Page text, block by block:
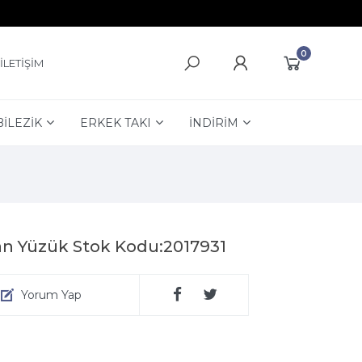
İLETİŞİM
0
ERKEK TAKI İNDİRİM
Yüzük Stok Kodu:2017931
Yorum Yap